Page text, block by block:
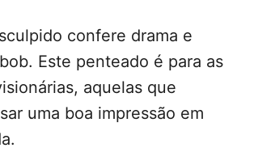
confere drama e
Este penteado é para as
aquelas que
uma boa impressão em